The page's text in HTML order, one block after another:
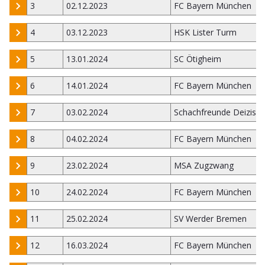
3 02.12.2023 FC Bayern München
4 03.12.2023 HSK Lister Turm
5 13.01.2024 SC Ötigheim
6 14.01.2024 FC Bayern München
7 03.02.2024 Schachfreunde
8 04.02.2024 FC Bayern München
9 23.02.2024 MSA Zugzwang
10 24.02.2024 FC Bayern München
11 25.02.2024 SV Werder Bremen
12 16.03.2024 FC Bayern München